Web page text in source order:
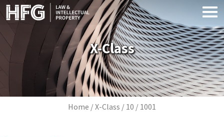
Skip to main content
X-Class
Breadcrumb
Home X-Class 10 1001